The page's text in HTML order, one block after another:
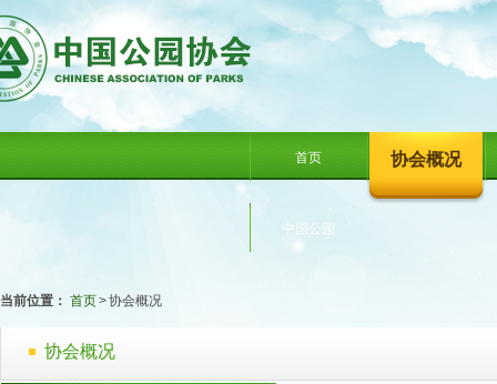
首页 协会概况
中国公园
当前位置： 首页>协会概况
协会概况